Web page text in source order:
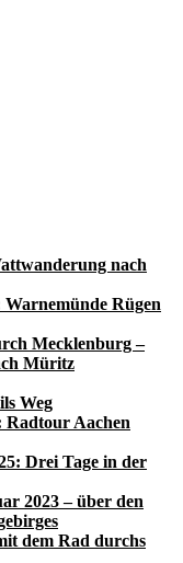
nach
Warnemünde Rügen
Mecklenburg –
Müritz
Weg
Radtour Aachen
Drei Tage in der
2023 – über den
dem Rad durchs